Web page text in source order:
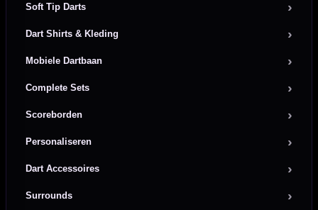
Soft Tip Darts
Dart Shirts & Kleding
Mobiele Dartbaan
Complete Sets
Scoreborden
Personaliseren
Dart Accessoires
Surrounds